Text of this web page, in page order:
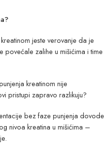
jeste verovanje da je
povećale zalihe u mišićima i time
kreatinom nije
pristupi zapravo razlikuju?
bez faze punjenja dovode
nivoa kreatina u mišićima –